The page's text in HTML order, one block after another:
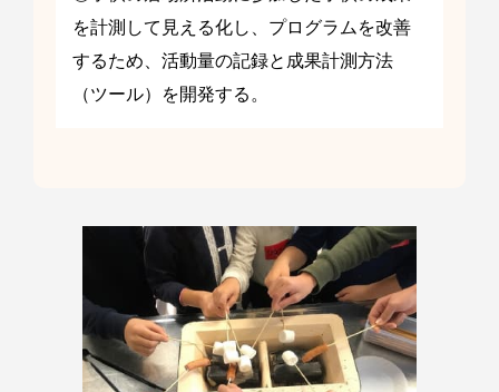
を計測して見える化し、プログラムを改善
するため、活動量の記録と成果計測方法
（ツール）を開発する。